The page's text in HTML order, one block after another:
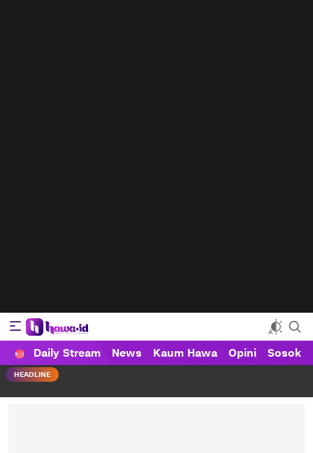
HAWA
Haluan Wanita Indonesia
Daily Stream News Kaum Hawa Opini Sosok
HEADLINE